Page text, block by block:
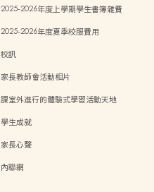
2025-2026年度上學期學生書簿雜費
2025-2026年度夏季校服費用
校訊
家長教師會活動相片
課室外進行的體驗式學習活動天地
學生成就
家長心聲
內聯網